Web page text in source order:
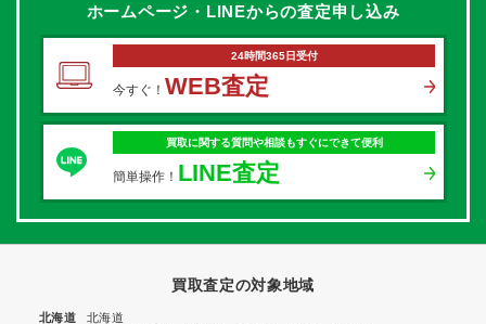
ホームページ・LINEからの査定申し込み
24時間365日受付
今すぐ！ WEB査定
買取に関する質問や相談もすぐにできて便利
簡単操作！ LINE査定
買取査定の対象地域
北海道
北海道